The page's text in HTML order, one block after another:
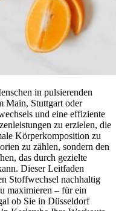
in pulsierenden
Main, Stuttgart oder
und eine effiziente
zu erzielen, die
Körperkomposition zu
zu zählen, sondern den
das durch gezielte
Dieser Leitfaden
Stoffwechsel nachhaltig
maximieren – für ein
ob Sie in Düsseldorf